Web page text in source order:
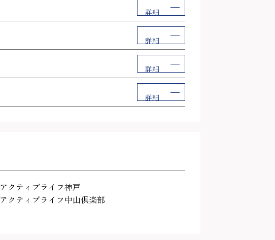
詳細
詳細
詳細
詳細
アクティブライフ神戸
アクティブライフ中山倶楽部